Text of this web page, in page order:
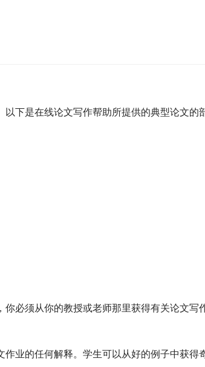
下是在线论文写作帮助所提供的典型论文的
必须从你的教授或老师那里获得有关论文写
业的任何解释。学生可以从好的例子中获得